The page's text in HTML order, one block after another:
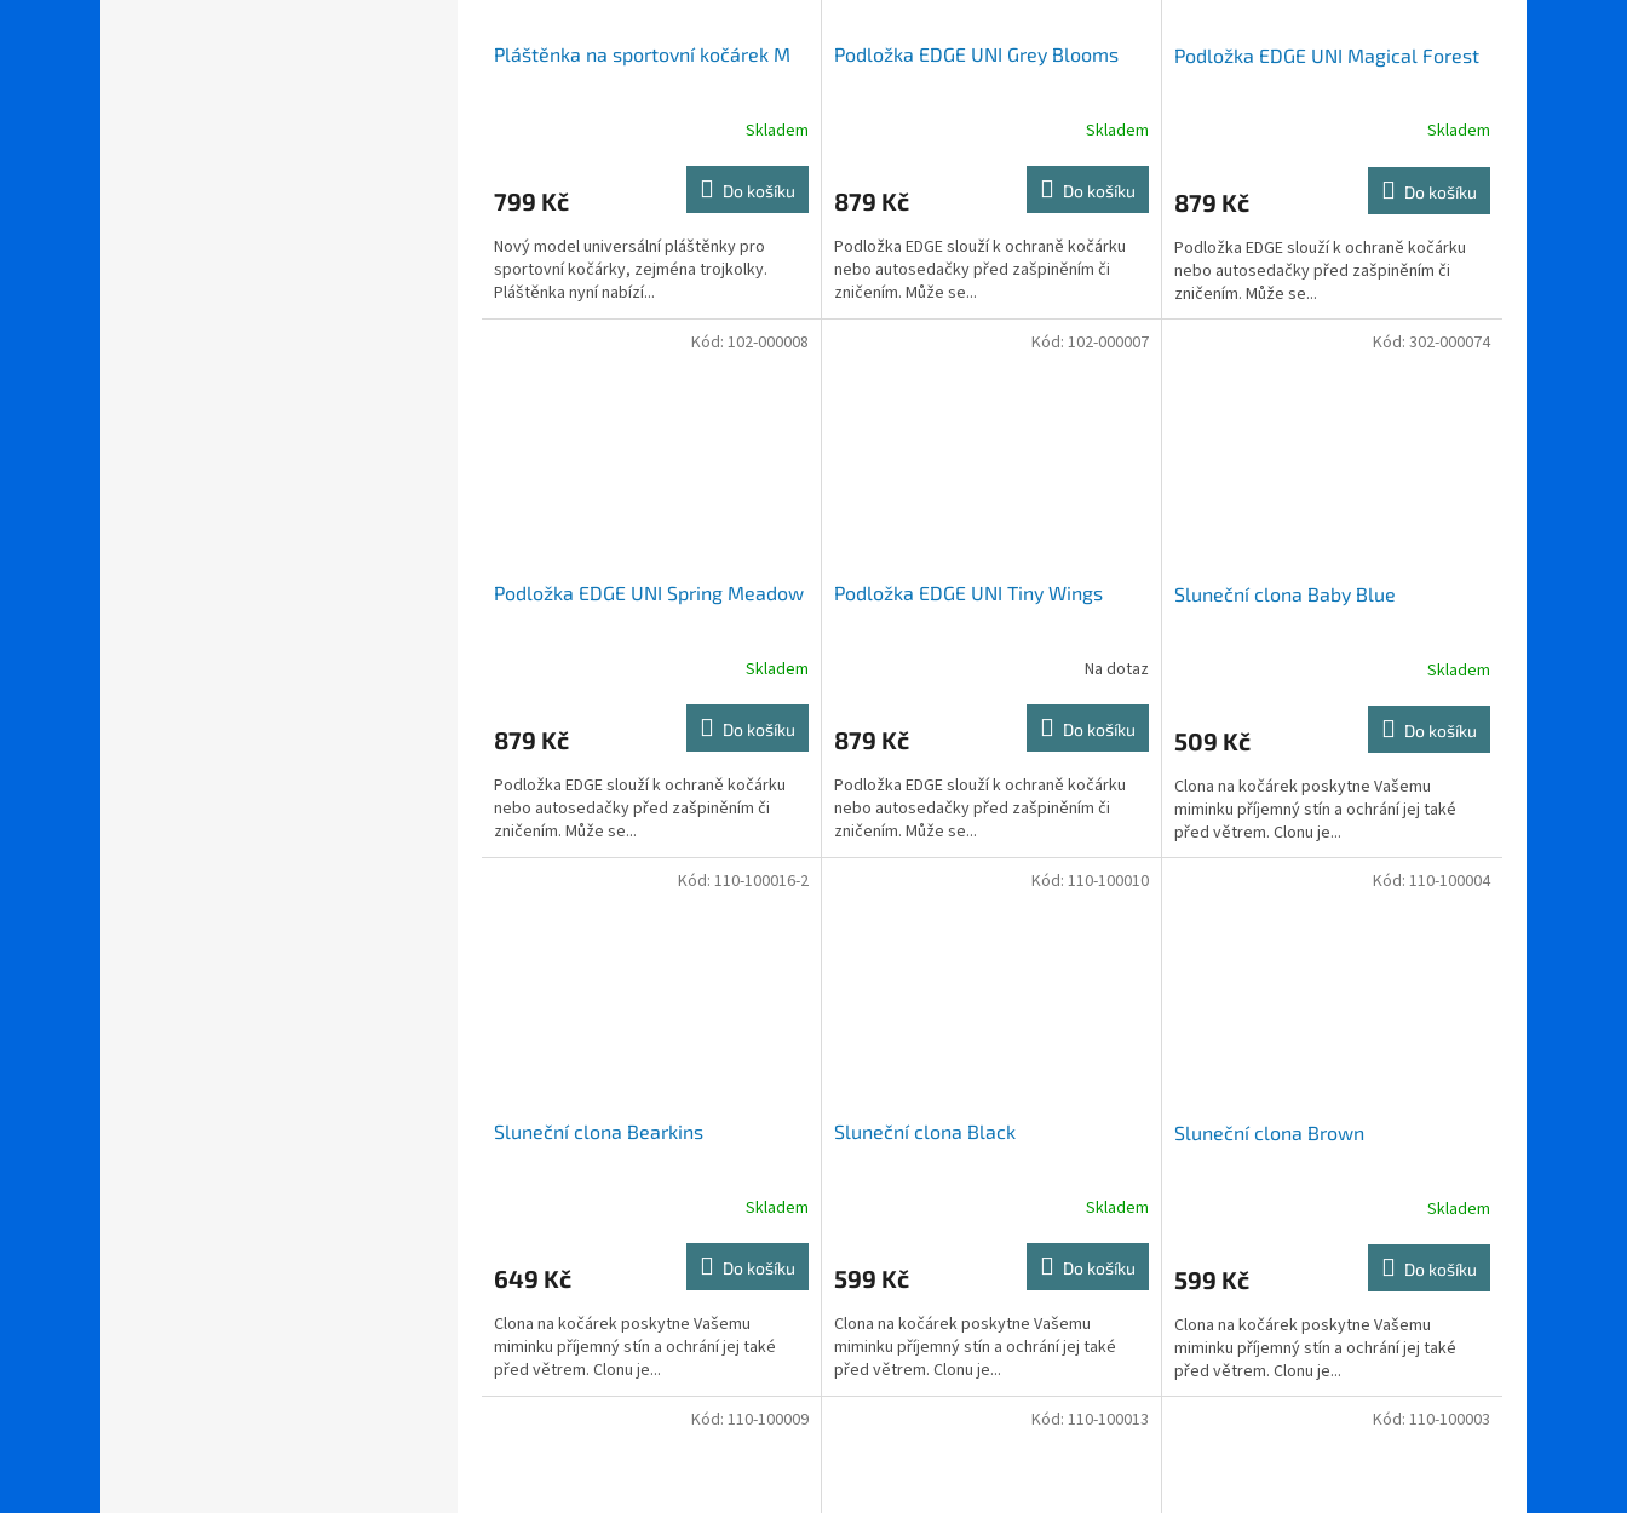
Pláštěnka na sportovní kočárek M
Skladem
799 Kč Do košíku
Nový model universální pláštěnky pro
sportovní kočárky, zejména trojkolky.
Pláštěnka nyní nabízí...
Podložka EDGE UNI Grey Blooms
Skladem
879 Kč Do košíku
Podložka EDGE slouží k ochraně kočárku
nebo autosedačky před zašpiněním či
zničením. Může se...
Podložka EDGE UNI Magical Forest
Skladem
879 Kč Do košíku
Podložka EDGE slouží k ochraně kočárku
nebo autosedačky před zašpiněním či
zničením. Může se...
Podložka EDGE UNI Spring Meadow
Skladem
879 Kč Do košíku
Podložka EDGE slouží k ochraně kočárku
nebo autosedačky před zašpiněním či
zničením. Může se...
Kód: 102-000008
Podložka EDGE UNI Tiny Wings
Na dotaz
879 Kč Do košíku
Podložka EDGE slouží k ochraně kočárku
nebo autosedačky před zašpiněním či
zničením. Může se...
Kód: 102-000007
Sluneční clona Baby Blue
Skladem
509 Kč Do košíku
Clona na kočárek poskytne Vašemu
miminku příjemný stín a ochrání jej také
před větrem. Clonu je...
Kód: 302-000074
Sluneční clona Bearkins
Skladem
649 Kč Do košíku
Clona na kočárek poskytne Vašemu
miminku příjemný stín a ochrání jej také
před větrem. Clonu je...
Kód: 110-100016-2
Sluneční clona Black
Skladem
599 Kč Do košíku
Clona na kočárek poskytne Vašemu
miminku příjemný stín a ochrání jej také
před větrem. Clonu je...
Kód: 110-100010
Sluneční clona Brown
Skladem
599 Kč Do košíku
Clona na kočárek poskytne Vašemu
miminku příjemný stín a ochrání jej také
před větrem. Clonu je...
Kód: 110-100004
Kód: 110-100009 Kód: 110-100013 Kód: 110-100003